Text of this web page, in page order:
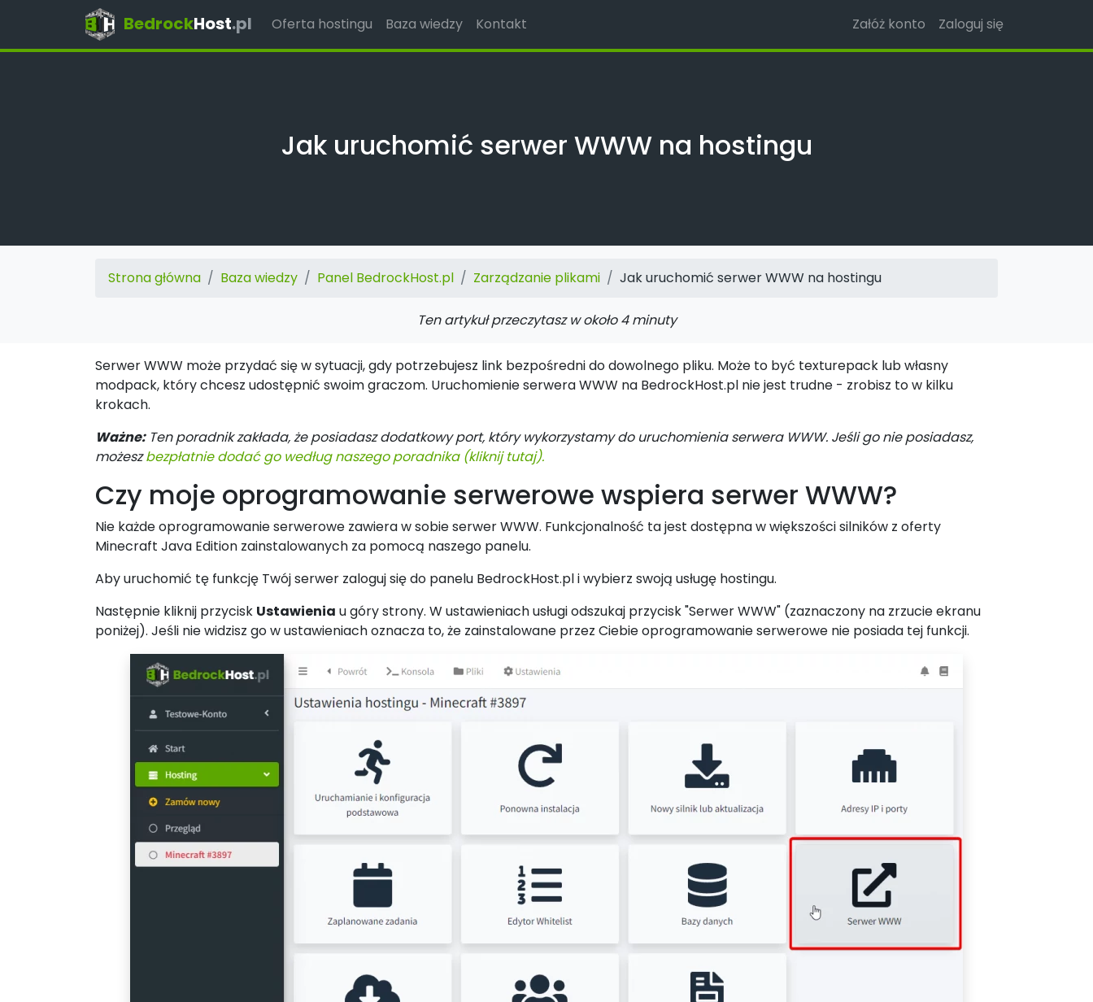
BedrockHost.pl Oferta hostingu Baza wiedzy Kontakt Załóż konto Zaloguj się
Jak uruchomić serwer WWW na hostingu
Strona główna Baza wiedzy Panel BedrockHost.pl Zarządzanie plikami Jak uruchomić serwer WWW na hostingu
Ten artykuł przeczytasz w około 4 minuty
Serwer WWW może przydać się w sytuacji, gdy potrzebujesz link bezpośredni do dowolnego pliku. Może to być texturepack lub własny
modpack, który chcesz udostępnić swoim graczom. Uruchomienie serwera WWW na BedrockHost.pl nie jest trudne - zrobisz to w kilku
krokach.
Ważne:Ten poradnik zakłada, że posiadasz dodatkowy port, który wykorzystamy do uruchomienia serwera WWW. Jeśli go nie posiadasz,
możeszbezpłatnie dodać go według naszego poradnika (kliknij tutaj).
Czy moje oprogramowanie serwerowe wspiera serwer WWW?
Nie każde oprogramowanie serwerowe zawiera w sobie serwer WWW. Funkcjonalność ta jest dostępna w większości silników z oferty
Minecraft Java Edition zainstalowanych za pomocą naszego panelu.
Aby uruchomić tę funkcję Twój serwer zaloguj się do panelu BedrockHost.pl i wybierz swoją usługę hostingu.
Następnie kliknij przycisk Ustawienia u góry strony. W ustawieniach usługi odszukaj przycisk "Serwer WWW" (zaznaczony na zrzucie ekranu
poniżej). Jeśli nie widzisz go w ustawieniach oznacza to, że zainstalowane przez Ciebie oprogramowanie serwerowe nie posiada tej funkcji.